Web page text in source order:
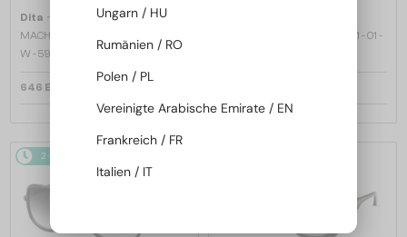
Dita —
Sonnenbrillen
MACH ONE DRX-2030 TITANIUM -
W - 59
646 EUR
MACH SIX//TITANIUM DTS121 - 01 -
2-4 WERKTAGE
Ungarn / HU
Rumänien / RO
Polen / PL
Vereinigte Arabische Emirate / EN
Frankreich / FR
Italien / IT